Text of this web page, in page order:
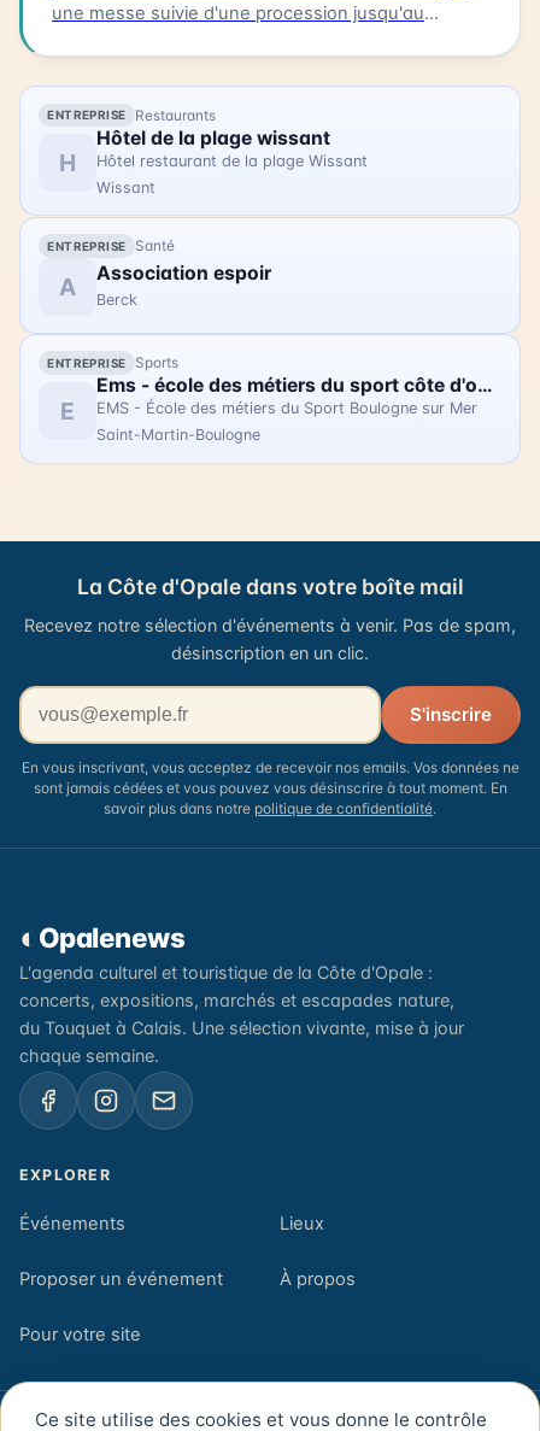
une messe suivie d'une procession jusqu'au
processionnels. La bénédiction est ensuite suivie
d'une procession des bateaux dans le chenal.
L'occasion est également prise pour ouvrir la
Maison de la Mer, permettant aux visiteurs de
découvrir ce lieu. La bénédiction de la mer est un
événement familial qui permet de célébrer la mer et
la communauté de Grand-Fort-Philippe.
ENTREPRISE Restaurants
H
Hôtel de la plage wissant
Hôtel restaurant de la plage Wissant
Wissant
ENTREPRISE Santé
A Association espoir
Berck
ENTREPRISE Sports
E
Ems - école des métiers du sport côte d'opale - sasp usbco
EMS - École des métiers du Sport Boulogne sur Mer
Saint-Martin-Boulogne
La Côte d'Opale dans votre boîte mail
Recevez notre sélection d'événements à venir. Pas de spam,
désinscription en un clic.
Votre adresse email
S'inscrire
En vous inscrivant, vous acceptez de recevoir nos emails. Vos données ne
sont jamais cédées et vous pouvez vous désinscrire à tout moment. En
savoir plus dans notre politique de confidentialité.
◐ Opalenews
L'agenda culturel et touristique de la Côte d'Opale :
concerts, expositions, marchés et escapades nature,
du Touquet à Calais. Une sélection vivante, mise à jour
chaque semaine.
EXPLORER
Événements Lieux
Proposer un événement À propos
Pour votre site
Ce site utilise des cookies et vous donne le contrôle